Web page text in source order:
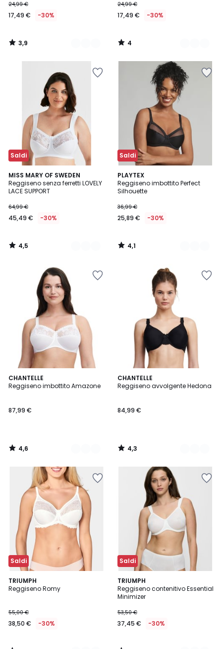
24,99 €
17,49 € -30%
3,9
/
24,99 €
17,49 € -30%
4
/
Saldi
MISS MARY OF SWEDEN
Reggiseno senza ferretti LOVELY
LACE SUPPORT
64,99 €
45,49 € -30%
4,5
/ 5
3
Colori
4,5
/
Saldi
PLAYTEX
Reggiseno imbottito Perfect
Silhouette
36,99 €
25,89 € -30%
4,1
/ 5
3
Colori
4,1
/
CHANTELLE
Reggiseno imbottito Amazone
87,99 €
4,6
/ 5
3
Colori
4,6
/
CHANTELLE
Reggiseno avvolgente Hedona
84,99 €
4,3
/ 5
2
Colori
4,3
/
Saldi
TRIUMPH
Reggiseno Romy
55,00 €
38,50 € -30%
4,5
/ 5
2
Colori
Saldi
TRIUMPH
Reggiseno contenitivo Essential
Minimizer
53,50 €
37,45 € -30%
4,6
/ 5
3
Colori